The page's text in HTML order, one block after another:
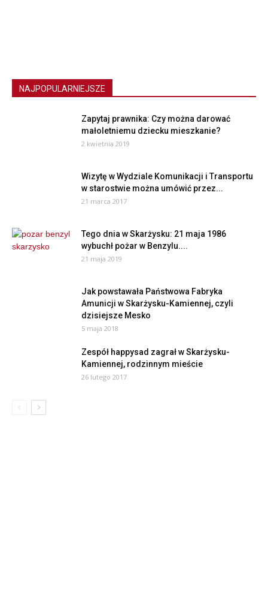
NAJPOPULARNIEJSZE
Zapytaj prawnika: Czy można darować
małoletniemu dziecku mieszkanie?
2 kwietnia 2019
Wizytę w Wydziale Komunikacji i Transportu
w starostwie można umówić przez...
21 marca 2017
Tego dnia w Skarżysku: 21 maja 1986
wybuchł pożar w Benzylu....
21 maja 2019
Jak powstawała Państwowa Fabryka
Amunicji w Skarżysku-Kamiennej, czyli
dzisiejsze Mesko
5 maja 2018
Zespół happysad zagrał w Skarżysku-
Kamiennej, rodzinnym mieście
26 lutego 2017